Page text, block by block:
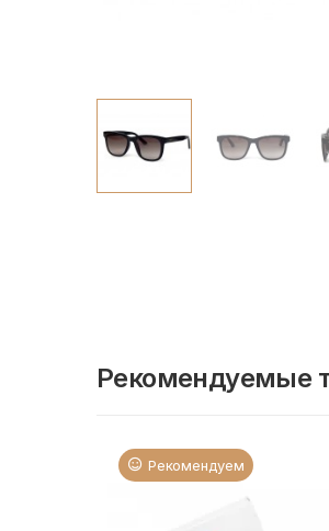
Рекомендуемые
Рекомендуем